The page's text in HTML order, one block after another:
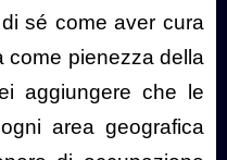
sé come aver cura
come pienezza della
aggiungere che le
area geografica